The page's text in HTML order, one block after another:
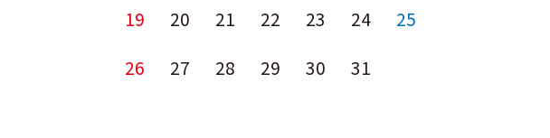
19
20 21 22 23 24
25
26
27 28 29 30 31